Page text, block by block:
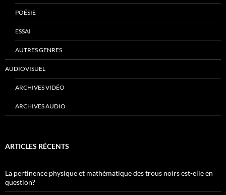
POÉSIE
ESSAI
AUTRES GENRES
AUDIOVISUEL
ARCHIVES VIDÉO
ARCHIVES AUDIO
ARTICLES RÉCENTS
La pertinence physique et mathématique des trous noirs est-elle en
question?